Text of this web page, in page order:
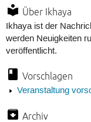
Über Ikhaya
Ikhaya ist der
werden Neuigkeiten
veröffentlicht.
Vorschlagen
Veranstaltung
Archiv